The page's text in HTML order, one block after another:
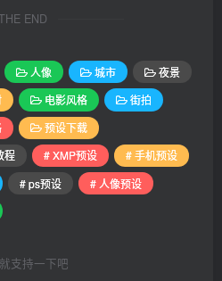
END
人像 城市
夜景
电影风格
街拍
预设下载
程 # XMP预设
# 手机预设
# ps预设
# 人像预设
支持一下吧